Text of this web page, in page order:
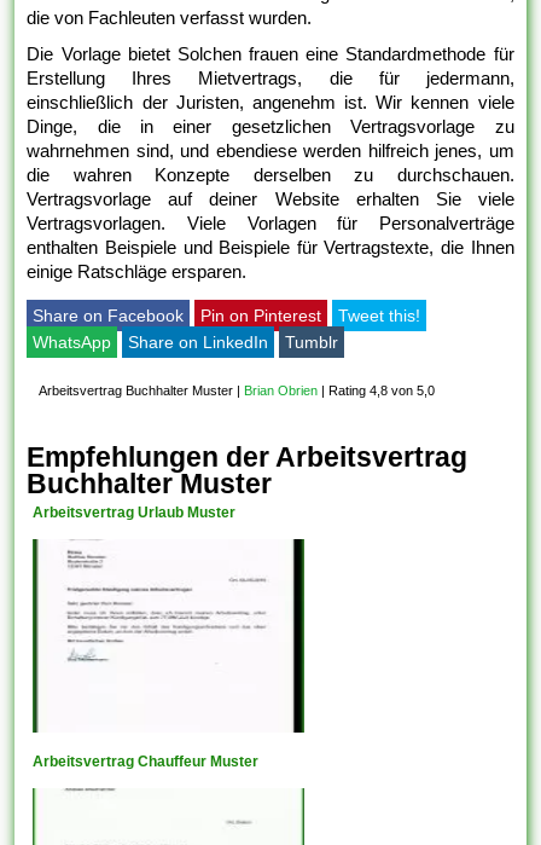
die von Fachleuten verfasst wurden.
Die Vorlage bietet Solchen frauen eine Standardmethode für
Erstellung Ihres Mietvertrags, die für jedermann,
einschließlich der Juristen, angenehm ist. Wir kennen viele
Dinge, die in einer gesetzlichen Vertragsvorlage zu
wahrnehmen sind, und ebendiese werden hilfreich jenes, um
die wahren Konzepte derselben zu durchschauen.
Vertragsvorlage auf deiner Website erhalten Sie viele
Vertragsvorlagen. Viele Vorlagen für Personalverträge
enthalten Beispiele und Beispiele für Vertragstexte, die Ihnen
einige Ratschläge ersparen.
Share on Facebook Pin on Pinterest
Tweet this!
WhatsApp
Share on LinkedIn Tumblr
Arbeitsvertrag Buchhalter Muster Brian Obrien Rating 4,8 von 5,0
Empfehlungen der Arbeitsvertrag
Buchhalter Muster
Arbeitsvertrag Urlaub Muster
Arbeitsvertrag Chauffeur Muster